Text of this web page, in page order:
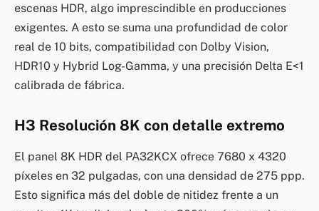
escenas HDR, algo imprescindible en producciones
exigentes. A esto se suma una profundidad de color
real de 10 bits, compatibilidad con Dolby Vision,
HDR10 y Hybrid Log-Gamma, y una precisión Delta E<1
calibrada de fábrica.
H3 Resolución 8K con detalle extremo
El panel 8K HDR del PA32KCX ofrece 7680 x 4320
píxeles en 32 pulgadas, con una densidad de 275 ppp.
Esto significa más del doble de nitidez frente a un